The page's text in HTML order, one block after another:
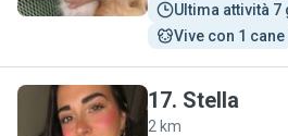
Ultima attività 7
Vive con 1 cane
17. Stella
2 km